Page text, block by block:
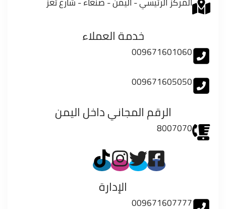
خدمة العملاء
009671601060
009671605050
الرقم المجاني داخل اليمن
8007070
الإدارة
009671607777